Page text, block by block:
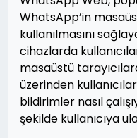
WhatsApp’in
kullanılmasını
cihazlarda
masaüstü
üzerinden
bildirimler nasıl
şekilde kullanıcıya